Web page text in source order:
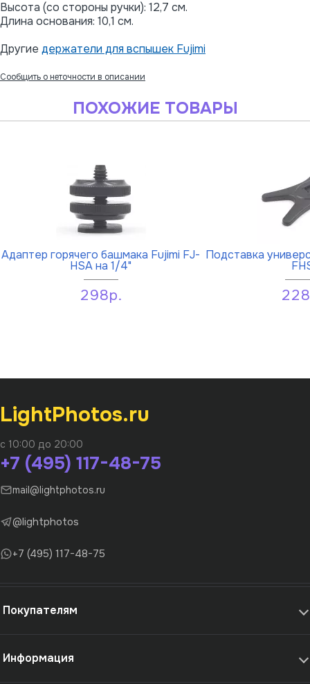
Высота (со стороны ручки): 12,7 см.
Длина основания: 10,1 см.
Другие держатели для вспышек Fujimi
Сообщить о неточности в описании
ПОХОЖИЕ ТОВАРЫ
Адаптер горячего башмака Fujimi FJ-
HSA на 1/4"
298р.
Подставка
LightPhotos.ru
с 10:00 до 20:00
+7 (495) 117-48-75
mail@lightphotos.ru
@lightphotos
+7 (495) 117-48-75
Покупателям
Информация